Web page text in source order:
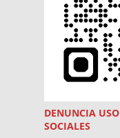
DENUNCIA USO
SOCIALES